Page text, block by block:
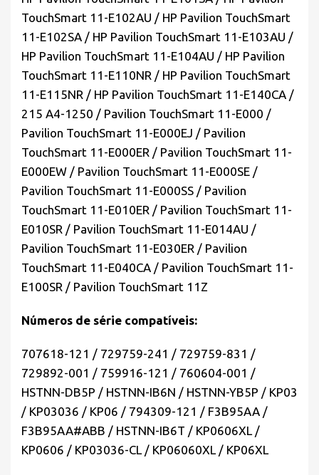
TouchSmart 11-E102AU / HP Pavilion TouchSmart
11-E102SA / HP Pavilion TouchSmart 11-E103AU /
HP Pavilion TouchSmart 11-E104AU / HP Pavilion
TouchSmart 11-E110NR / HP Pavilion TouchSmart
11-E115NR / HP Pavilion TouchSmart 11-E140CA /
215 A4-1250 / Pavilion TouchSmart 11-E000 /
Pavilion TouchSmart 11-E000EJ / Pavilion
TouchSmart 11-E000ER / Pavilion TouchSmart 11-
E000EW / Pavilion TouchSmart 11-E000SE /
Pavilion TouchSmart 11-E000SS / Pavilion
TouchSmart 11-E010ER / Pavilion TouchSmart 11-
E010SR / Pavilion TouchSmart 11-E014AU /
Pavilion TouchSmart 11-E030ER / Pavilion
TouchSmart 11-E040CA / Pavilion TouchSmart 11-
E100SR / Pavilion TouchSmart 11Z
Números de série compatíveis:
707618-121 / 729759-241 / 729759-831 /
729892-001 / 759916-121 / 760604-001 /
HSTNN-DB5P / HSTNN-IB6N / HSTNN-YB5P / KP03
/ KP03036 / KP06 / 794309-121 / F3B95AA /
F3B95AA#ABB / HSTNN-IB6T / KP0606XL /
KP0606 / KP03036-CL / KP06060XL / KP06XL